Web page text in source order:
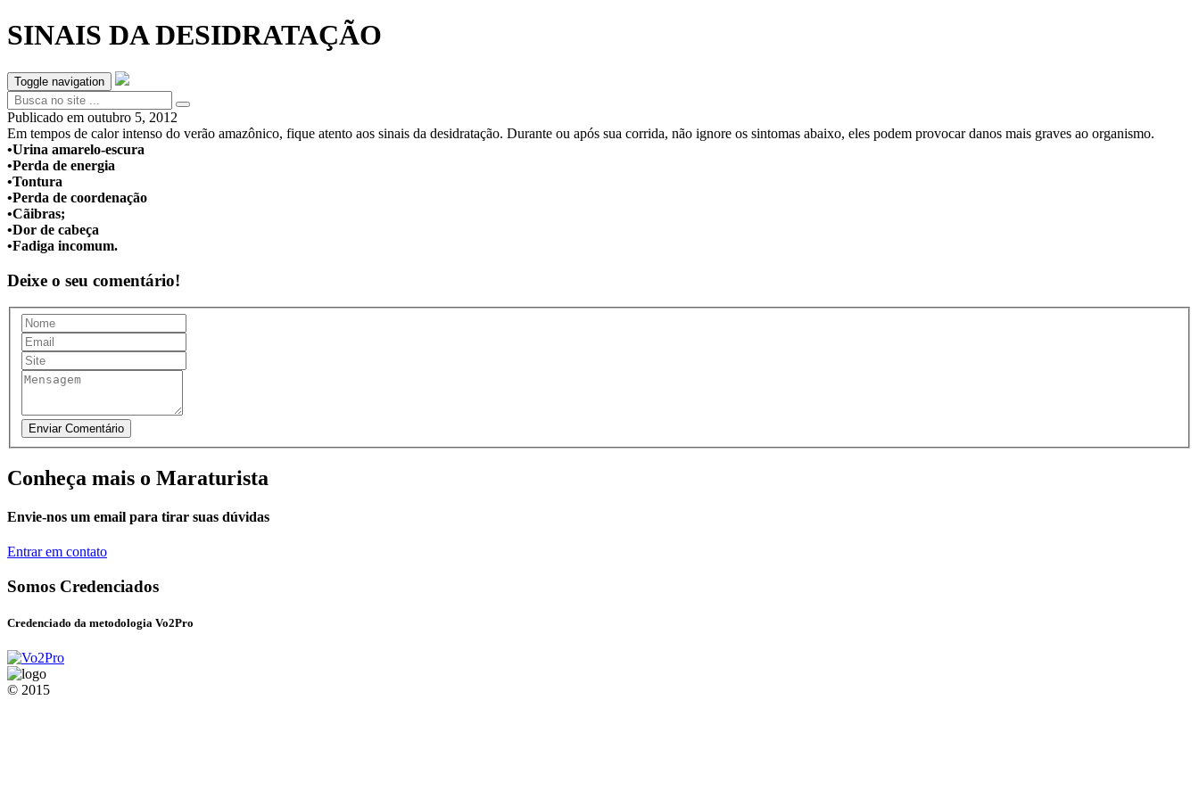
SINAIS DA DESIDRATAÇÃO
Toggle navigation
Publicado em outubro 5, 2012
Em tempos de calor intenso do verão amazônico, fique atento aos sinais da desidratação. Durante ou após sua corrida, não ignore os sintomas abaixo, eles podem provocar danos mais graves ao organismo.
•Urina amarelo-escura
•Perda de energia
•Tontura
•Perda de coordenação
•Cãibras;
•Dor de cabeça
•Fadiga incomum.
Deixe o seu comentário!
Conheça mais o Maraturista
Envie-nos um email para tirar suas dúvidas
Entrar em contato
Somos Credenciados
Credenciado da metodologia Vo2Pro
© 2015